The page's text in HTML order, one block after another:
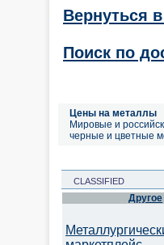
Вернуться
Поиск по
Цены на металлы
Мировые и
черные и цветные
CLASSIFIED
Другое